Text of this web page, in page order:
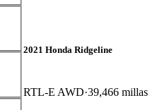
2021 Honda Ridgeline
RTL-E AWD 39,466 millas